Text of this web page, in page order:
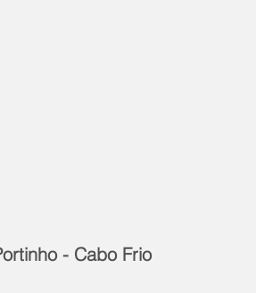
- Cabo Frio